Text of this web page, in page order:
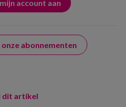
abonnementen
dit artikel